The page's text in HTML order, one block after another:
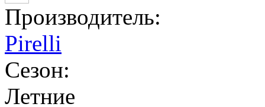
Производитель:
Pirelli
Сезон:
Летние